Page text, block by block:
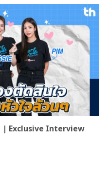
| Exclusive Interview